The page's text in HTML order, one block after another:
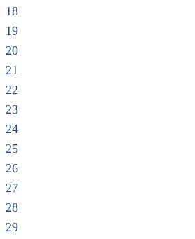
18
19
20
21
22
23
24
25
26
27
28
29